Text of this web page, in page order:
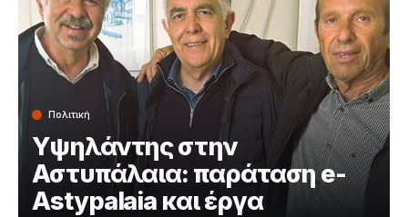
Πολιτική
Υψηλάντης στην
Αστυπάλαια: παράταση e-
Astypalaia και έργα